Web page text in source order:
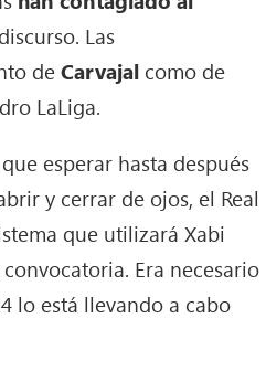
Las
deCarvajal como de
LaLiga.
esperar hasta después
y cerrar de ojos, el Real
que utilizará Xabi
Era necesario
lo está llevando a cabo